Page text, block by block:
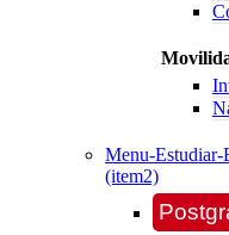
Menu-
(item2)